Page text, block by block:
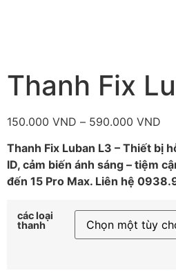
Thanh Fix
150.000 VND – 590.000 VND
Thanh Fix Luban L3 – Thiết bị
ID, cảm biến ánh sáng – tiệm
đến 15 Pro Max. Liên hệ
các loại
thanh